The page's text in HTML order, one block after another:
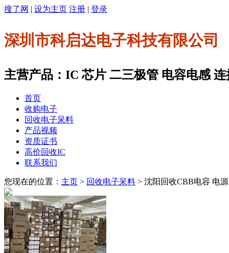
搜了网 | 设为主页 注册 | 登录
深圳市科启达电子科技有限公司
主营产品：IC 芯片 二三极管 电容电感
首页
收购电子
回收电子呆料
产品视频
资质证书
高价回收IC
联系我们
您现在的位置： 主页 > 回收电子呆料 > 沈阳回收CBB电容 电